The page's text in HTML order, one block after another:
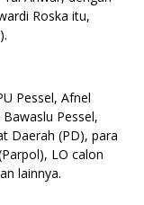
Roska itu,
Pessel, Afnel
Pessel,
Daerah (PD), para
LO calon
lainnya.